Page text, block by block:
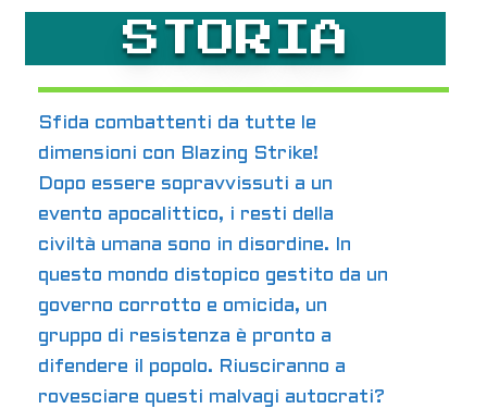
STORIA
Sfida combattenti da tutte le
dimensioni con Blazing Strike!
Dopo essere sopravvissuti a un
evento apocalittico, i resti della
civiltà umana sono in disordine. In
questo mondo distopico gestito da un
governo corrotto e omicida, un
gruppo di resistenza è pronto a
difendere il popolo. Riusciranno a
rovesciare questi malvagi autocrati?